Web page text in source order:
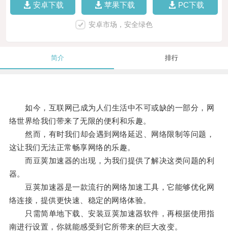
安卓下载 苹果下载 PC下载
安卓市场，安全绿色
简介 排行
如今，互联网已成为人们生活中不可或缺的一部分，网
络世界给我们带来了无限的便利和乐趣。
然而，有时我们却会遇到网络延迟、网络限制等问题，
这让我们无法正常畅享网络的乐趣。
而豆荚加速器的出现，为我们提供了解决这类问题的利
器。
豆荚加速器是一款流行的网络加速工具，它能够优化网
络连接，提供更快速、稳定的网络体验。
只需简单地下载、安装豆荚加速器软件，再根据使用指
南进行设置，你就能感受到它所带来的巨大改变。